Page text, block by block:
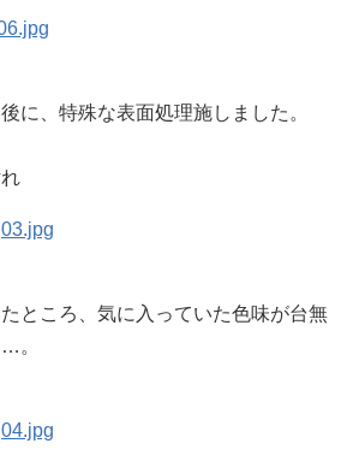
に、特殊な表面処理施しました。
ところ、気に入っていた色味が台無
。